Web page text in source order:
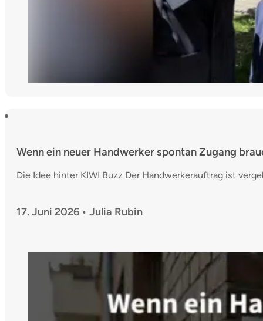
Wenn ein neuer Handwerker spontan Zugang
Die Idee hinter KIWI Buzz Der Handwerkerauftrag ist
17. Juni 2026 • Julia Rubin